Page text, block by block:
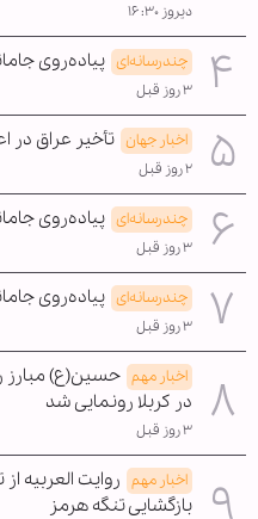
دیروز ۱۶:۳۰
چندرسانه‌ای پیاده‌روی
۳ روز قبل
اخبار جهان تأخیر عراق در
۲ روز قبل
چندرسانه‌ای پیاده‌روی
۳ روز قبل
چندرسانه‌ای پیاده‌روی
۳ روز قبل
اخبار مهم حسین(ع) مبارز
در کربلا رونمایی شد
۳ روز قبل
اخبار مهم روایت العربیه
بازگشایی تنگه هرمز